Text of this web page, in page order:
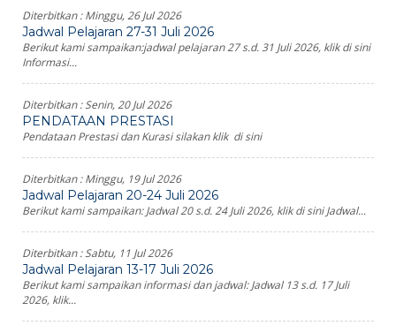
Diterbitkan :Minggu, 26 Jul 2026
Jadwal Pelajaran 27-31 Juli 2026
Berikut kami sampaikan:jadwal pelajaran 27 s.d. 31 Juli 2026, klik di sini
Informasi...
Diterbitkan :Senin, 20 Jul 2026
PENDATAAN PRESTASI
Pendataan Prestasi dan Kurasi silakan klik di sini
Diterbitkan :Minggu, 19 Jul 2026
Jadwal Pelajaran 20-24 Juli 2026
Berikut kami sampaikan: Jadwal 20 s.d. 24 Juli 2026, klik di sini Jadwal...
Diterbitkan :Sabtu, 11 Jul 2026
Jadwal Pelajaran 13-17 Juli 2026
Berikut kami sampaikan informasi dan jadwal: Jadwal 13 s.d. 17 Juli
2026, klik...